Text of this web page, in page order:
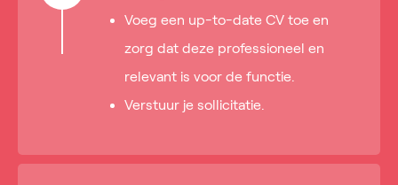
Voeg een up-to-date CV toe en
zorg dat deze professioneel en
relevant is voor de functie.
Verstuur je sollicitatie.